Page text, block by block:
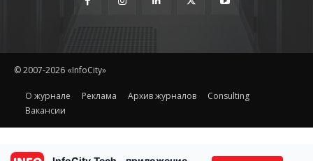
© 2007-2026 «InfoCity»
O журнале Реклама Архив журналов
Consulting
Вакансии